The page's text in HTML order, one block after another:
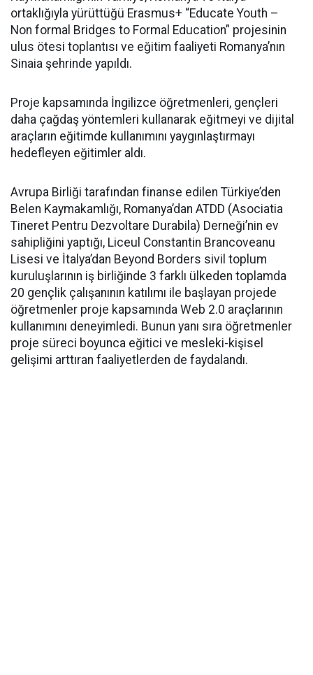
ortaklığıyla yürüttüğü Erasmus+ “Educate Youth –
Non formal Bridges to Formal Education” projesinin
ulus ötesi toplantısı ve eğitim faaliyeti Romanya’nın
Sinaia şehrinde yapıldı.
Proje kapsamında İngilizce öğretmenleri, gençleri
daha çağdaş yöntemleri kullanarak eğitmeyi ve dijital
araçların eğitimde kullanımını yaygınlaştırmayı
hedefleyen eğitimler aldı.
Avrupa Birliği tarafından finanse edilen Türkiye’den
Belen Kaymakamlığı, Romanya’dan ATDD (Asociatia
Tineret Pentru Dezvoltare Durabila) Derneği’nin ev
sahipliğini yaptığı, Liceul Constantin Brancoveanu
Lisesi ve İtalya’dan Beyond Borders sivil toplum
kuruluşlarının iş birliğinde 3 farklı ülkeden toplamda
20 gençlik çalışanının katılımı ile başlayan projede
öğretmenler proje kapsamında Web 2.0 araçlarının
kullanımını deneyimledi. Bunun yanı sıra öğretmenler
proje süreci boyunca eğitici ve mesleki-kişisel
gelişimi arttıran faaliyetlerden de faydalandı.